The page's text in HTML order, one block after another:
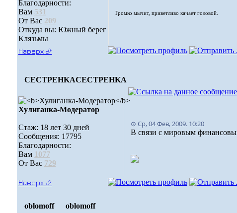
Благодарности:
Вам 531
От Вас 209
Откуда вы: Южный берег
Клязьмы
Громко мычит, приветливо качает головой.
Наверх ⮵
CECTPEHKACECTPEHKA
Хулиганка-Модератор
Стаж: 18 лет 30 дней
Сообщения: 17795
Благодарности:
Вам 1077
От Вас 729
⊙ Ср, 04 Фев, 2009. 10:20
В связи с мировым
Наверх ⮵
oblomoff oblomoff